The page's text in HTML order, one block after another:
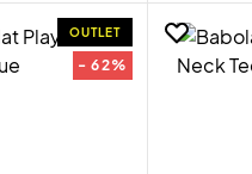
OUTLET
- 62%